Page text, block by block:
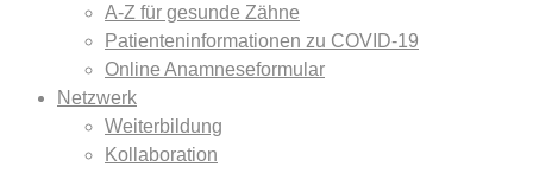
A-Z für gesunde Zähne
Patienteninformationen zu COVID-19
Online Anamneseformular
Netzwerk
Weiterbildung
Kollaboration